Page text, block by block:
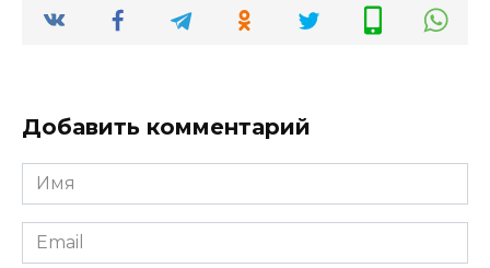
Добавить комментарий
Имя
*
Email
*